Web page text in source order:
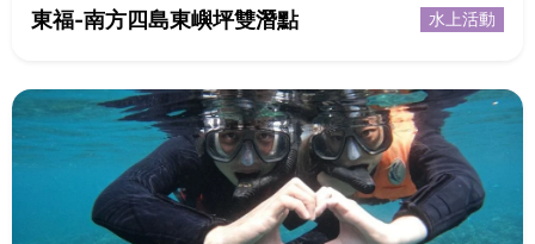
東福-南方四島東嶼坪雙潛點 水上活動